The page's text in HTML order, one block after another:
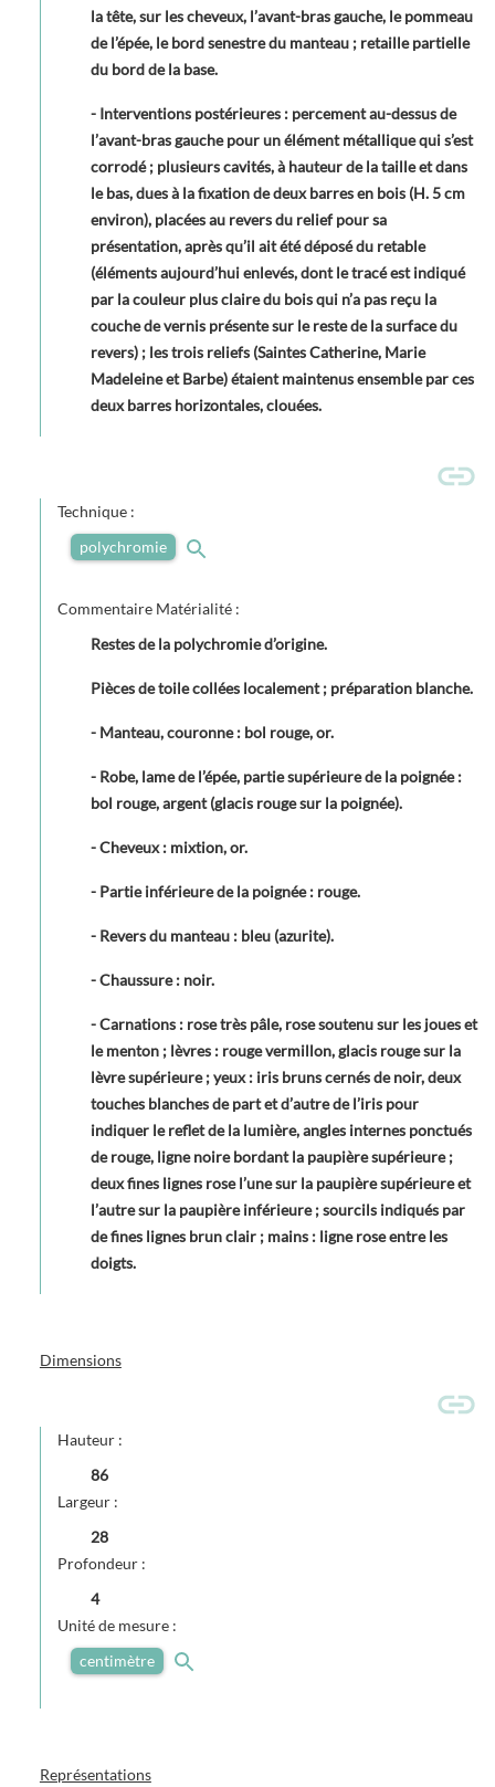
la tête, sur les cheveux, l’avant-bras gauche, le pommeau
de l’épée, le bord senestre du manteau ; retaille partielle
du bord de la base.
- Interventions postérieures : percement au-dessus de
l’avant-bras gauche pour un élément métallique qui s’est
corrodé ; plusieurs cavités, à hauteur de la taille et dans
le bas, dues à la fixation de deux barres en bois (H. 5 cm
environ), placées au revers du relief pour sa
présentation, après qu’il ait été déposé du retable
(éléments aujourd’hui enlevés, dont le tracé est indiqué
par la couleur plus claire du bois qui n’a pas reçu la
couche de vernis présente sur le reste de la surface du
revers) ; les trois reliefs (Saintes Catherine, Marie
Madeleine et Barbe) étaient maintenus ensemble par ces
deux barres horizontales, clouées.
Technique :
polychromie
Commentaire Matérialité :
Restes de la polychromie d’origine.
Pièces de toile collées localement ; préparation blanche.
- Manteau, couronne : bol rouge, or.
- Robe, lame de l’épée, partie supérieure de la poignée :
bol rouge, argent (glacis rouge sur la poignée).
- Cheveux : mixtion, or.
- Partie inférieure de la poignée : rouge.
- Revers du manteau : bleu (azurite).
- Chaussure : noir.
- Carnations : rose très pâle, rose soutenu sur les joues et
le menton ; lèvres : rouge vermillon, glacis rouge sur la
lèvre supérieure ; yeux : iris bruns cernés de noir, deux
touches blanches de part et d’autre de l’iris pour
indiquer le reflet de la lumière, angles internes ponctués
de rouge, ligne noire bordant la paupière supérieure ;
deux fines lignes rose l’une sur la paupière supérieure et
l’autre sur la paupière inférieure ; sourcils indiqués par
de fines lignes brun clair ; mains : ligne rose entre les
doigts.
Dimensions
Hauteur :
86
Largeur :
28
Profondeur :
4
Unité de mesure :
centimètre
Représentations